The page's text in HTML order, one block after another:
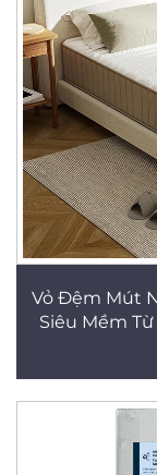
Vỏ Đệm Mút
Siêu Mềm